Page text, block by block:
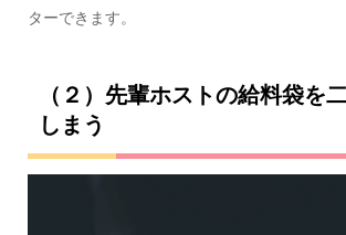
ターできます。
（２）先輩ホストの給料袋を
しまう